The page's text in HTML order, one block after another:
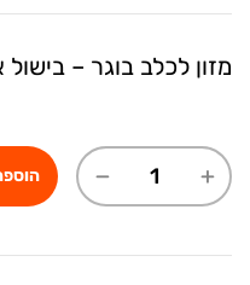
מזון לכלב בוגר – בישול